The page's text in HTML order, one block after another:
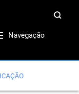
Navegação